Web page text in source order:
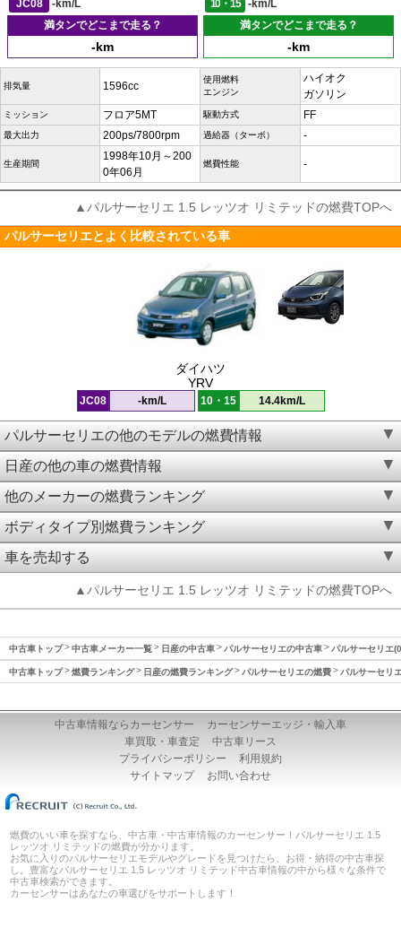
JC08
-km/L 10・15
-km/L
満タンでどこまで走る？
-km
満タンでどこまで走る？
-km
排気量 1596cc
使用燃料
エンジン
ハイオク
ガソリン
ミッション フロア5MT 駆動方式 FF
最大出力 200ps/7800rpm 過給器（ターボ） -
生産期間
1998年10月～200
0年06月
燃費性能 -
▲パルサーセリエ 1.5 レッツオ リミテッドの燃費TOPへ
パルサーセリエとよく比較されている車
ダイハツ
YRV
JC08 -km/L 10・15 14.4km/L
パルサーセリエの他のモデルの燃費情報
日産の他の車の燃費情報
他のメーカーの燃費ランキング
ボディタイプ別燃費ランキング
車を売却する
▲パルサーセリエ 1.5 レッツオ リミテッドの燃費TOPへ
中古車トップ 中古車メーカー一覧 日産の中古車 パルサーセリエの中古車 パルサーセリエ
中古車トップ 燃費ランキング 日産の燃費ランキング パルサーセリエの燃費 パルサーセリ
中古車情報ならカーセンサー
カーセンサーエッジ・輸入車
車買取・車査定
中古車リース
プライバシーポリシー
利用規約
サイトマップ
お問い合わせ
燃費のいい車を探すなら、中古車・中古車情報のカーセンサー！パルサーセリエ 1.5
レッツオ リミテッドの燃費が分かります。
お気に入りのパルサーセリエモデルやグレードを見つけたら、お得・納得の中古車探
し。豊富なパルサーセリエ 1.5 レッツオ リミテッド中古車情報の中から様々な条件で
中古車検索ができます。
カーセンサーはあなたの車選びをサポートします！